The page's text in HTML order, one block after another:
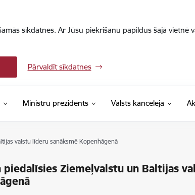
sīkdatnes. Ar Jūsu piekrišanu papildus šajā
Pārvaldīt sīkdatnes
Ministru prezidents Valsts kanceleja
valstu līderu sanāksmē Kopenhāgenā
piedalīsies Ziemeļvalstu un Baltijas